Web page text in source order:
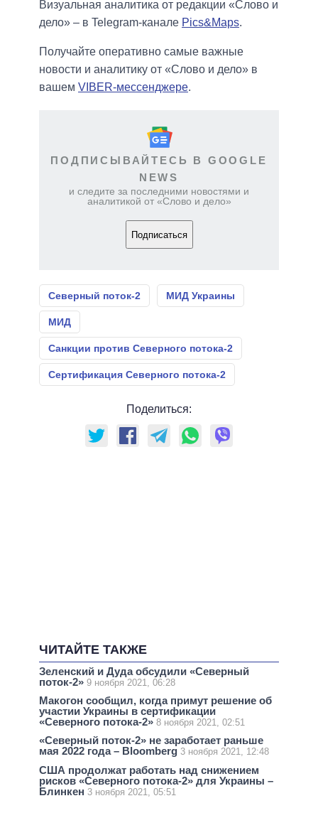
Визуальная аналитика от редакции «Слово и
дело» – в Telegram-канале Pics&Maps.
Получайте оперативно самые важные
новости и аналитику от «Слово и дело» в
вашем VIBER-мессенджере.
ПОДПИСЫВАЙТЕСЬ В GOOGLE
NEWS
и следите за последними новостями и
аналитикой от «Слово и дело»
Подписаться
Северный поток-2 МИД Украины
МИД
Санкции против Северного потока-2
Сертификация Северного потока-2
Поделиться:
ЧИТАЙТЕ ТАКЖЕ
Зеленский и Дуда обсудили «Северный
поток-2» 9 ноября 2021, 06:28
Макогон сообщил, когда примут решение об
участии Украины в сертификации
«Северного потока-2» 8 ноября 2021, 02:51
«Северный поток-2» не заработает раньше
мая 2022 года – Bloomberg 3 ноября 2021, 12:48
США продолжат работать над снижением
рисков «Северного потока-2» для Украины –
Блинкен 3 ноября 2021, 05:51